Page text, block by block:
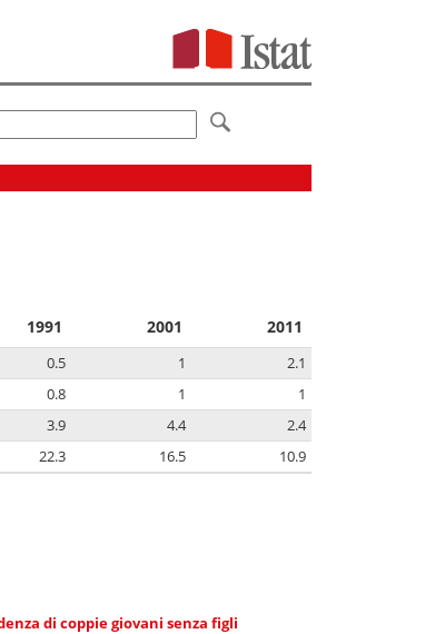
1991 2001 2011
0.5 1
2.1
0.8 1
1
3.9 4.4
2.4
22.3 16.5 10.9
di coppie giovani senza figli